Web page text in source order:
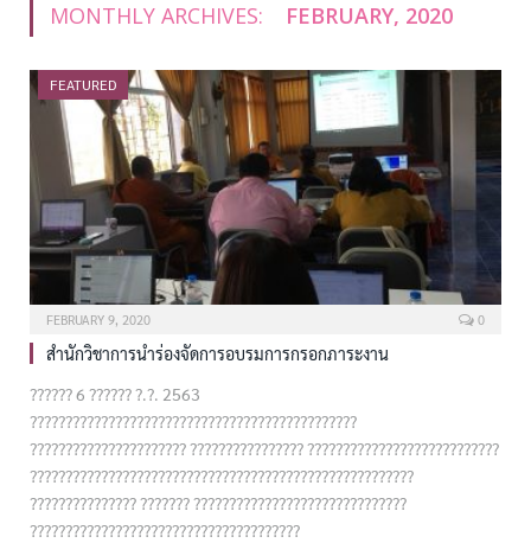
MONTHLY ARCHIVES: FEBRUARY, 2020
FEATURED
FEBRUARY 9, 2020 0
สำนักวิชาการนำร่องจัดการอบรมการกรอกภาระงาน
?????? 6 ?????? ?.?. 2563
??????????????????????????????????????????????
?????????????????????? ???????????????? ???????????????????????????
??????????????????????????????????????????????????????
??????????????? ??????? ??????????????????????????????
??????????????????????????????????????